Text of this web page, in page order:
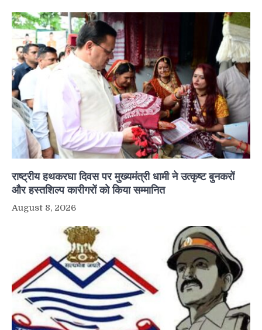
राष्ट्रीय हथकरघा दिवस पर मुख्यमंत्री धामी ने उत्कृष्ट बुनकरों
और हस्तशिल्प कारीगरों को किया सम्मानित
August 8, 2026